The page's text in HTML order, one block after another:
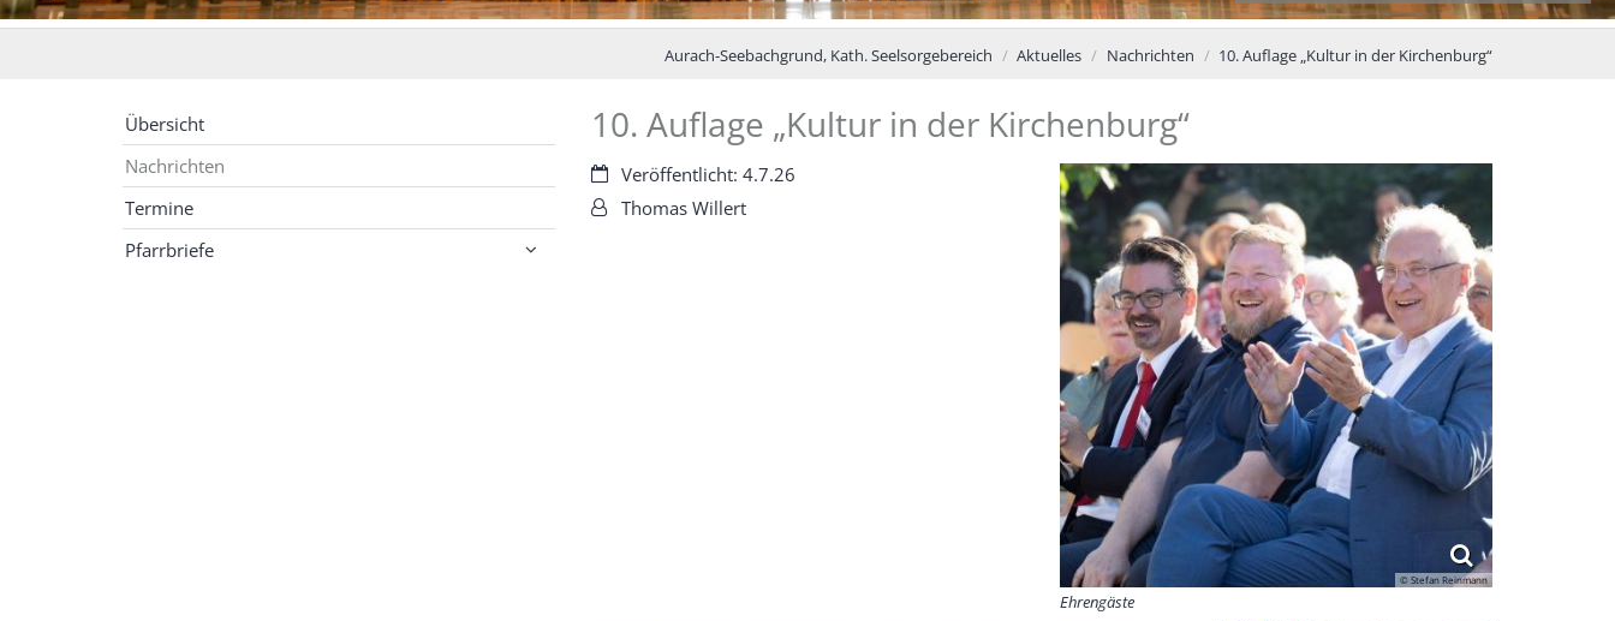
Aurach-Seebachgrund, Kath. Seelsorgebereich Aktuelles Nachrichten 10. Auflage „Kultur in der Kirchenburg“
10. Auflage „Kultur in der Kirchenburg“
© Stefan Reinmann
Ehrengäste
Datum:Veröffentlicht: 4.7.26
Von:Thomas Willert
Übersicht
Nachrichten
Termine
Pfarrbriefe